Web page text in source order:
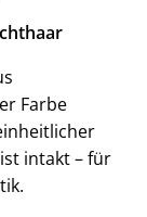
Farbe
intakt – für